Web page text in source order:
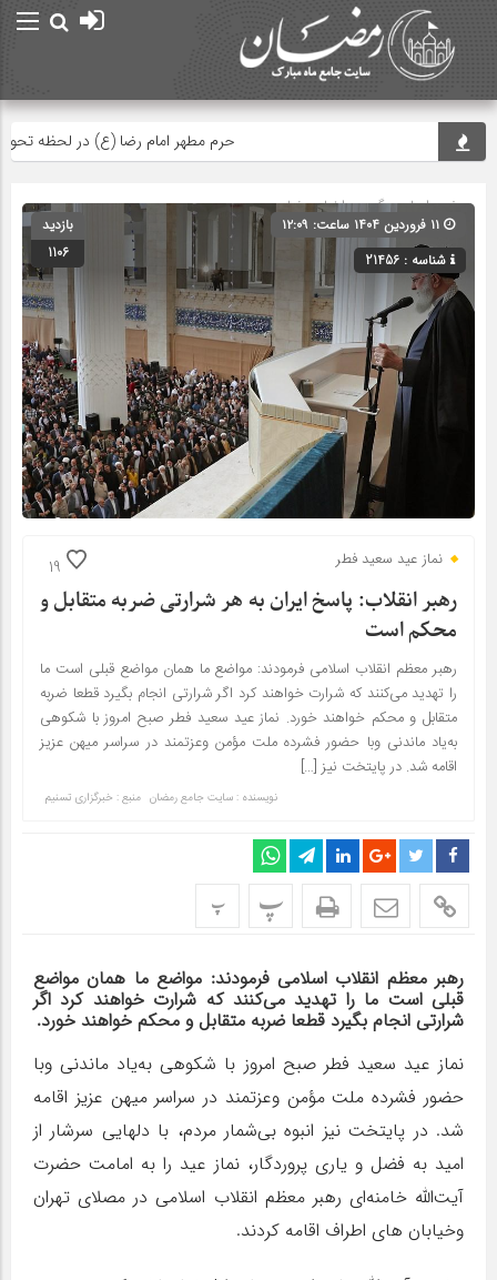
حرم مطهر امام رضا (ع) در لحظه تحویل
صفحه اصلی» گروه »اخبار رمضان
شناسه : 21456
بازدید
1106
19 نماز عید سعید فطر
رهبر انقلاب: پاسخ ایران به هر شرارتی ضربه متقابل و
محکم است
رهبر معظم انقلاب اسلامی فرمودند: مواضع ما همان مواضع قبلی است ما
را تهدید می‌کنند که شرارت خواهند کرد اگر شرارتی انجام بگیرد قطعا ضربه
متقابل و محکم خواهند خورد. نماز عید سعید فطر صبح امروز با شکوهی
به‌یاد ماندنی وبا حضور فشرده ملت مؤمن وعزتمند در سراسر میهن عزیز
اقامه شد. در پایتخت نیز […]
نویسنده : سایت جامع رمضان منبع : خبرگزاری تسنیم
پ پ
رهبر معظم انقلاب اسلامی فرمودند: مواضع ما همان مواضع
قبلی است ما را تهدید می‌کنند که شرارت خواهند کرد اگر
شرارتی انجام بگیرد قطعا ضربه متقابل و محکم خواهند خورد.
نماز عید سعید فطر صبح امروز با شکوهی به‌یاد ماندنی وبا
حضور فشرده ملت مؤمن وعزتمند در سراسر میهن عزیز اقامه
شد. در پایتخت نیز انبوه بی‌شمار مردم، با دلهایی سرشار از
امید به فضل و یاری پروردگار، نماز عید را به امامت حضرت
آیت‌الله خامنه‌ای رهبر معظم انقلاب اسلامی در مصلای تهران
وخیابان های اطراف اقامه کردند.